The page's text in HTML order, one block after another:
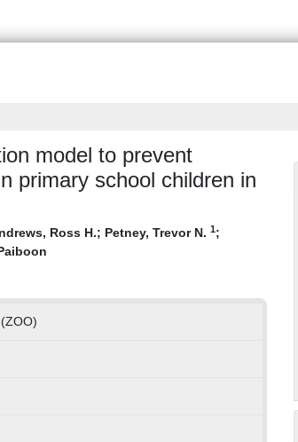
model to prevent
primary school children in
Ross H.; Petney, Trevor N. 1;